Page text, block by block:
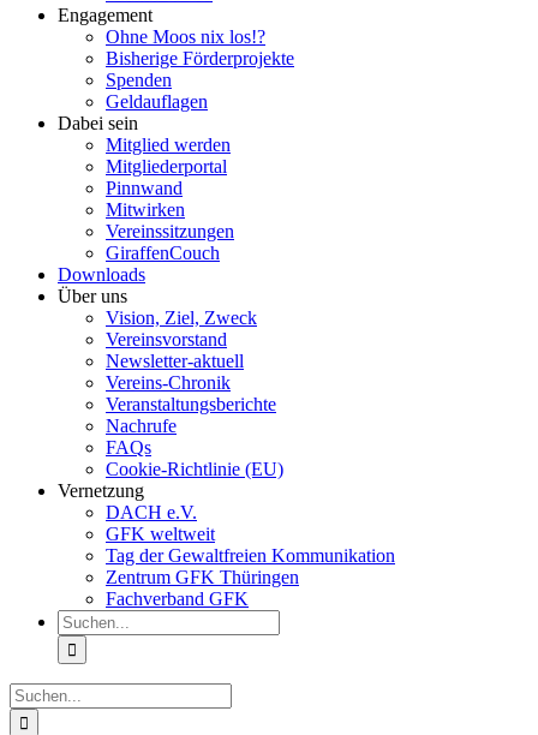
Engagement
Ohne Moos nix los!?
Bisherige Förderprojekte
Spenden
Geldauflagen
Dabei sein
Mitglied werden
Mitgliederportal
Pinnwand
Mitwirken
Vereinssitzungen
GiraffenCouch
Downloads
Über uns
Vision, Ziel, Zweck
Vereinsvorstand
Newsletter-aktuell
Vereins-Chronik
Veranstaltungsberichte
Nachrufe
FAQs
Cookie-Richtlinie (EU)
Vernetzung
DACH e.V.
GFK weltweit
Tag der Gewaltfreien Kommunikation
Zentrum GFK Thüringen
Fachverband GFK
Suche
nach:
Suche
nach: